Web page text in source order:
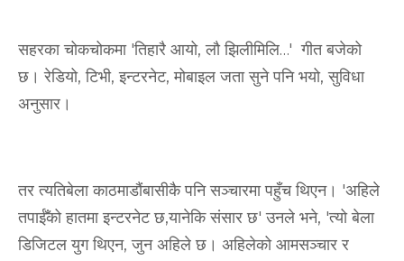
सहरका चोकचोकमा 'तिहारै आयो, लौ झिलीमिलि…' गीत बजेको
छ। रेडियो, टिभी, इन्टरनेट, मोबाइल जता सुने पनि भयो, सुविधा
अनुसार।
तर त्यतिबेला काठमाडौंबासीकै पनि सञ्चारमा पहुँच थिएन। 'अहिले
तपाईँको हातमा इन्टरनेट छ,यानेकि संसार छ' उनले भने, 'त्यो बेला
डिजिटल युग थिएन, जुन अहिले छ। अहिलेको आमसञ्चार र